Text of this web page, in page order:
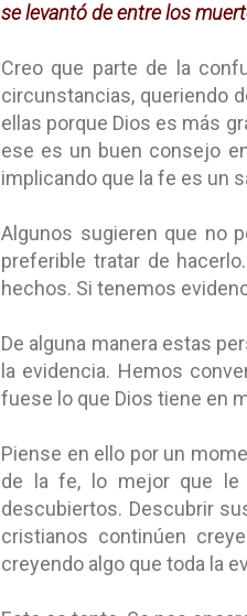
se levantó de entre los
Creo que parte de la
circunstancias, queriendo
ellas porque Dios es más
ese es un buen consejo
implicando que la fe es un
Algunos sugieren que no
preferible tratar de
hechos. Si tenemos
De alguna manera estas
la evidencia. Hemos
fuese lo que Dios tiene en
Piense en ello por un
de la fe, lo mejor que le
descubiertos. Descubrir
cristianos continúen
creyendo algo que toda la